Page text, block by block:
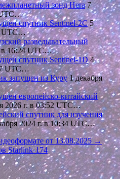
зонд Hera7
UTC…
спутник Sentinel-2C5
UTC…
разведывательный
в 16:24 UTC…
спутник Sentinel-1D4
UTC…
запущен из Куру1 декабря
европейско-китайский
2026 г. в 03:52 UTC…
спутник для изучения
2024 г. в 10:34 UTC…
от 13.08.2025 →
Starlink-174